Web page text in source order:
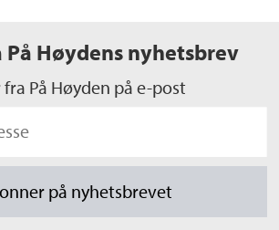
På Høydens nyhetsbrev
På Høyden på e-post